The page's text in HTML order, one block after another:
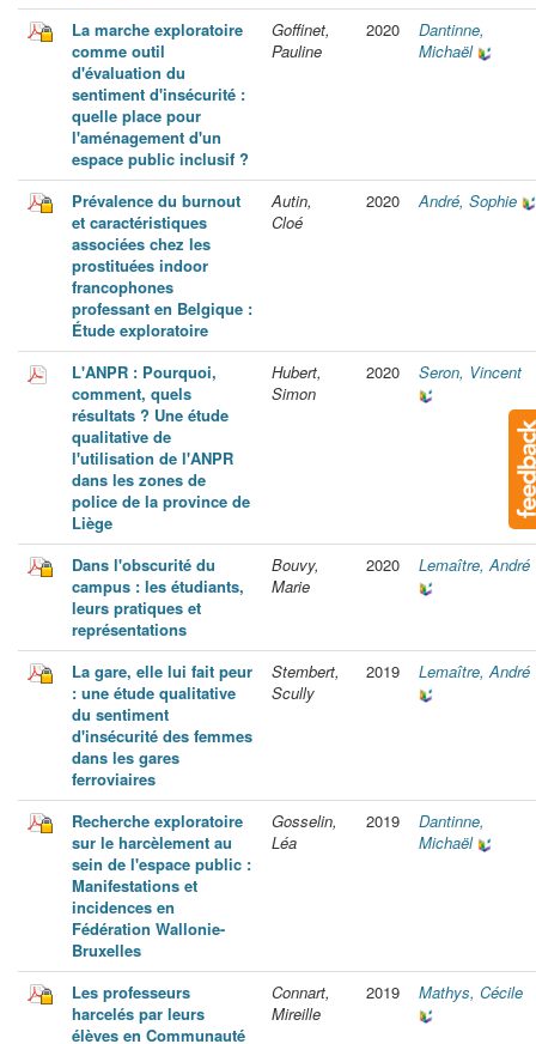
La marche exploratoire
comme outil
d'évaluation du
sentiment d'insécurité :
quelle place pour
l'aménagement d'un
espace public inclusif ?
Goffinet,
Pauline
2020
Dantinne,
Michaël
Prévalence du burnout
et caractéristiques
associées chez les
prostituées indoor
francophones
professant en Belgique :
Étude exploratoire
Autin,
Cloé
2020 André, Sophie
L'ANPR : Pourquoi,
comment, quels
résultats ? Une étude
qualitative de
l'utilisation de l'ANPR
dans les zones de
police de la province de
Liège
Hubert,
Simon
2020 Seron, Vincent
Dans l'obscurité du
campus : les étudiants,
leurs pratiques et
représentations
Bouvy,
Marie
2020 Lemaître, André
La gare, elle lui fait peur
: une étude qualitative
du sentiment
d'insécurité des femmes
dans les gares
ferroviaires
Stembert,
Scully
2019 Lemaître, André
Recherche exploratoire
sur le harcèlement au
sein de l'espace public :
Manifestations et
incidences en
Fédération Wallonie-
Bruxelles
Gosselin,
Léa
2019
Dantinne,
Michaël
Les professeurs
harcelés par leurs
élèves en Communauté
Connart,
Mireille
2019 Mathys, Cécile